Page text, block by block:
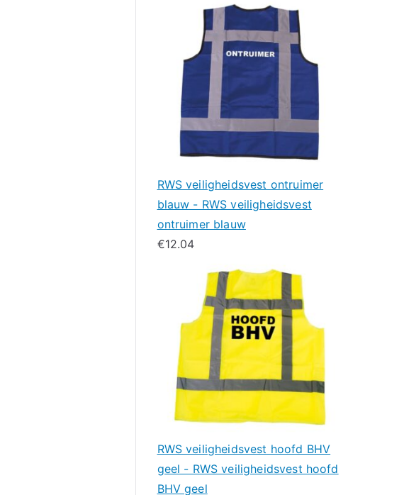
RWS veiligheidsvest ontruimer
blauw - RWS veiligheidsvest
ontruimer blauw
€12.04
RWS veiligheidsvest hoofd BHV
geel - RWS veiligheidsvest hoofd
BHV geel